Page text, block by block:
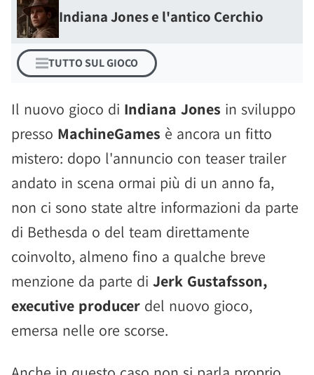
Indiana Jones e l'antico Cerchio
TUTTO SUL GIOCO
Il nuovo gioco di Indiana Jones in sviluppo
presso MachineGames è ancora un fitto
mistero: dopo l'annuncio con teaser trailer
andato in scena ormai più di un anno fa,
non ci sono state altre informazioni da parte
di Bethesda o del team direttamente
coinvolto, almeno fino a qualche breve
menzione da parte di Jerk Gustafsson,
executive producer del nuovo gioco,
emersa nelle ore scorse.